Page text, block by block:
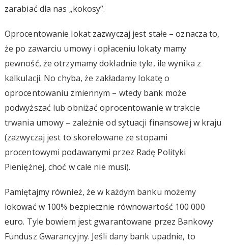
zarabiać dla nas „kokosy”.
Oprocentowanie lokat zazwyczaj jest stałe – oznacza to,
że po zawarciu umowy i opłaceniu lokaty mamy
pewność, że otrzymamy dokładnie tyle, ile wynika z
kalkulacji. No chyba, że zakładamy lokatę o
oprocentowaniu zmiennym – wtedy bank może
podwyższać lub obniżać oprocentowanie w trakcie
trwania umowy – zależnie od sytuacji finansowej w kraju
(zazwyczaj jest to skorelowane ze stopami
procentowymi podawanymi przez Radę Polityki
Pieniężnej, choć w cale nie musi).
Pamiętajmy również, że w każdym banku możemy
lokować w 100% bezpiecznie równowartość 100 000
euro. Tyle bowiem jest gwarantowane przez Bankowy
Fundusz Gwarancyjny. Jeśli dany bank upadnie, to